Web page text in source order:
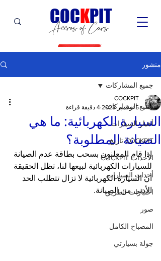
Accros of Cars
COCKPIT
منشور
جميع المشاركات
أخبار السيارات
COCKPIT تاريخ
الأحداث COCKPIT
أحداث السيارات
اختبارات الطريق
صور
المصباح الكامل
جولة بسيارتي
جميع المشاركات
السيارة الكهربائية: ما هي
الصيانة المطلوبة؟
COCKPIT
5 نوفمبر 2023
4 دقيقة قراءة
إذا قام المعلنون بسحب بطاقة عدم الصيانة
للسيارات الكهربائية لبيعها لنا، تظل الحقيقة
أن السيارة الكهربائية لا تزال تتطلب الحد
الأدنى من الصيانة.